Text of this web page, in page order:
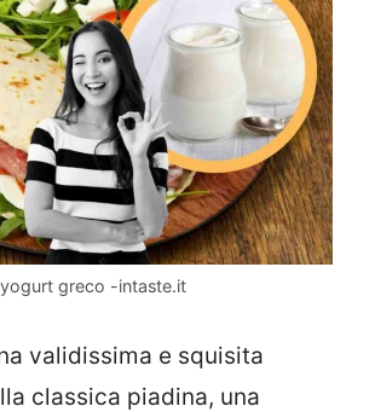
greco -intaste.it
validissima e squisita
classica piadina, una